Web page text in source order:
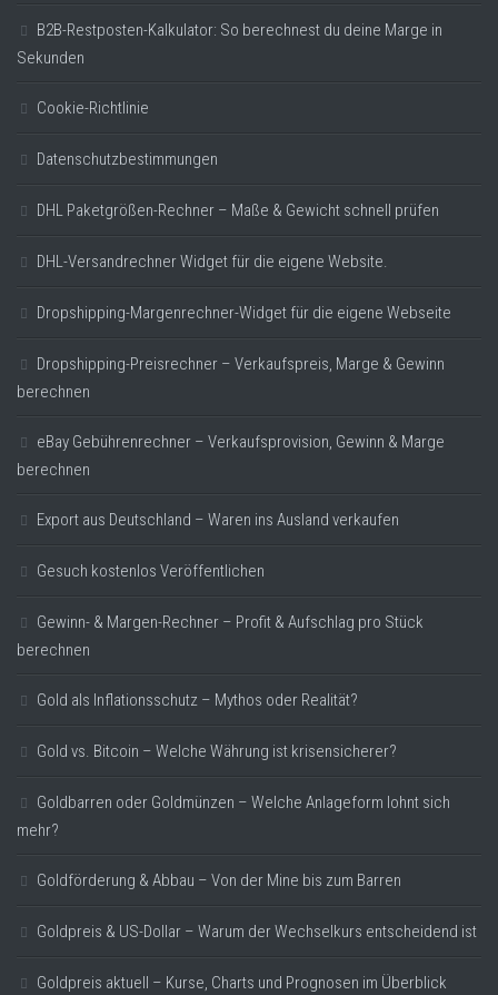
B2B-Restposten-Kalkulator: So berechnest du deine Marge in
Sekunden
Cookie-Richtlinie
Datenschutzbestimmungen
DHL Paketgrößen-Rechner – Maße & Gewicht schnell prüfen
DHL-Versandrechner Widget für die eigene Website.
Dropshipping-Margenrechner-Widget für die eigene Webseite
Dropshipping-Preisrechner – Verkaufspreis, Marge & Gewinn
berechnen
eBay Gebührenrechner – Verkaufsprovision, Gewinn & Marge
berechnen
Export aus Deutschland – Waren ins Ausland verkaufen
Gesuch kostenlos Veröffentlichen
Gewinn- & Margen-Rechner – Profit & Aufschlag pro Stück
berechnen
Gold als Inflationsschutz – Mythos oder Realität?
Gold vs. Bitcoin – Welche Währung ist krisensicherer?
Goldbarren oder Goldmünzen – Welche Anlageform lohnt sich
mehr?
Goldförderung & Abbau – Von der Mine bis zum Barren
Goldpreis & US-Dollar – Warum der Wechselkurs entscheidend ist
Goldpreis aktuell – Kurse, Charts und Prognosen im Überblick